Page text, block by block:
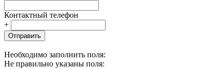
Контактный телефон
+
Отправить
Необходимо заполнить поля:
Не правильно указаны поля: